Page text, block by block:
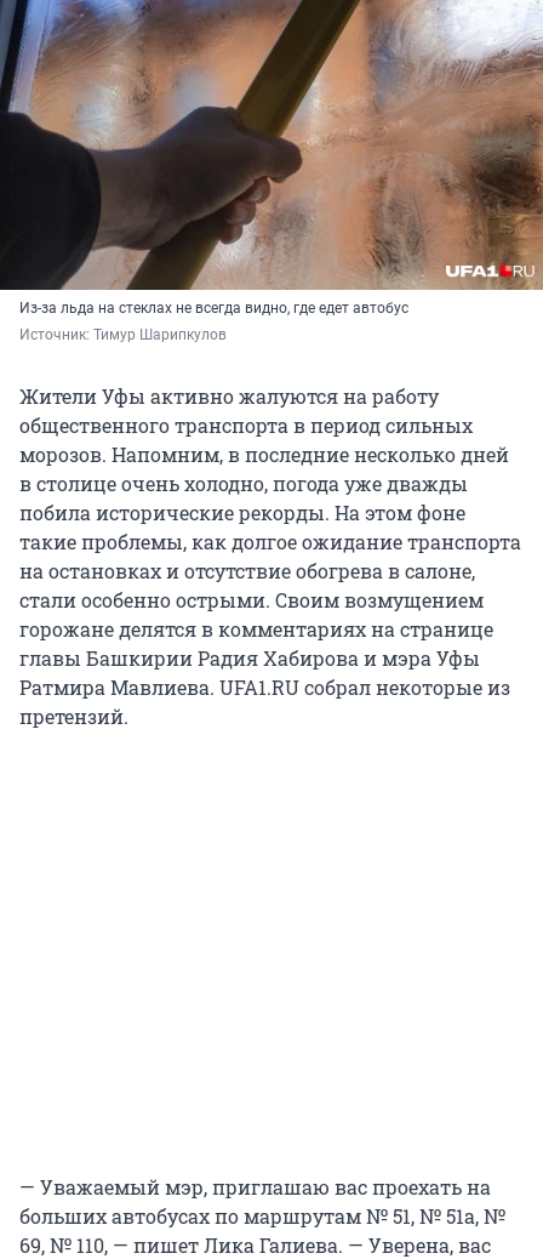
Из-за льда на стеклах не всегда видно, где едет автобус
Источник: Тимур Шарипкулов
Жители Уфы активно жалуются на работу
общественного транспорта в период сильных
морозов. Напомним, в последние несколько дней
в столице очень холодно, погода уже дважды
побила исторические рекорды. На этом фоне
такие проблемы, как долгое ожидание транспорта
на остановках и отсутствие обогрева в салоне,
стали особенно острыми. Своим возмущением
горожане делятся в комментариях на странице
главы Башкирии Радия Хабирова и мэра Уфы
Ратмира Мавлиева. UFA1.RU собрал некоторые из
претензий.
— Уважаемый мэр, приглашаю вас проехать на
больших автобусах по маршрутам № 51, № 51а, №
69, № 110, — пишет Лика Галиева. — Уверена, вас